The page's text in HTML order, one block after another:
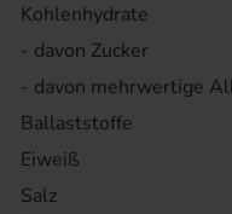
Kohlenhydrate
- davon Zucker
- davon mehrwertige
Ballaststoffe
Eiweiß
Salz